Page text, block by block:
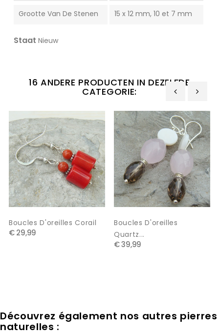
Grootte Van De Stenen 15 x 12 mm, 10 et 7 mm
Staat Nieuw
16 ANDERE PRODUCTEN IN DEZELFDE
CATEGORIE:
Boucles D'oreilles Corail
€ 29,99
Boucles D'oreilles
Quartz...
€ 39,99
‹ ›
Découvrez également nos autres pierres
naturelles :